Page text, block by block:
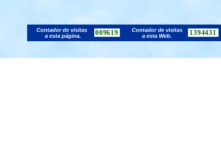
Contador de visitas
a esta página.
009619
Contador de visitas
a esta Web.
1394431